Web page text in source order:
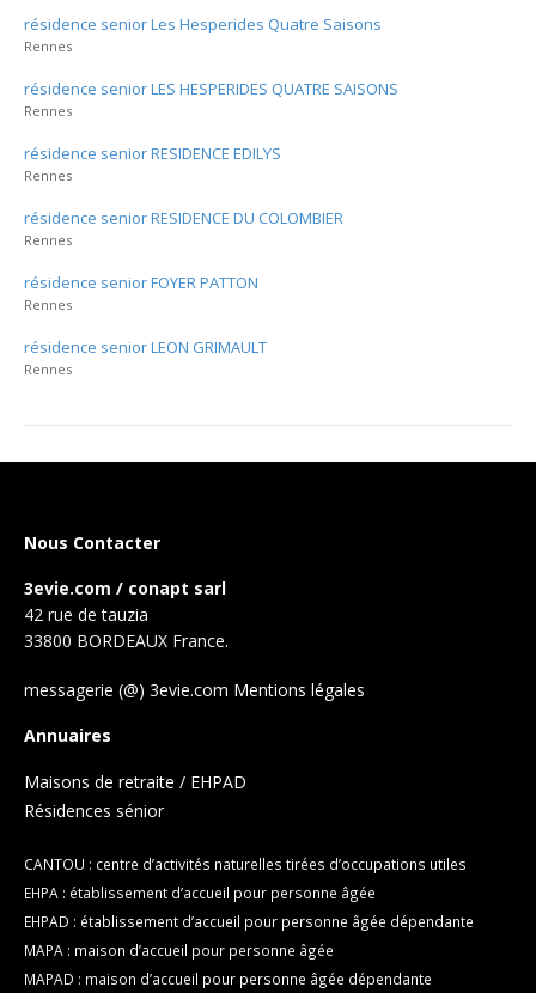
résidence senior Les Hesperides Quatre Saisons
Rennes
résidence senior LES HESPERIDES QUATRE SAISONS
Rennes
résidence senior RESIDENCE EDILYS
Rennes
résidence senior RESIDENCE DU COLOMBIER
Rennes
résidence senior FOYER PATTON
Rennes
résidence senior LEON GRIMAULT
Rennes
Nous Contacter
3evie.com / conapt sarl
42 rue de tauzia
33800 BORDEAUX France.
messagerie (@) 3evie.com Mentions légales
Annuaires
Maisons de retraite / EHPAD
Résidences sénior
CANTOU : centre d’activités naturelles tirées d’occupations utiles
EHPA : établissement d’accueil pour personne âgée
EHPAD : établissement d’accueil pour personne âgée dépendante
MAPA : maison d’accueil pour personne âgée
MAPAD : maison d’accueil pour personne âgée dépendante